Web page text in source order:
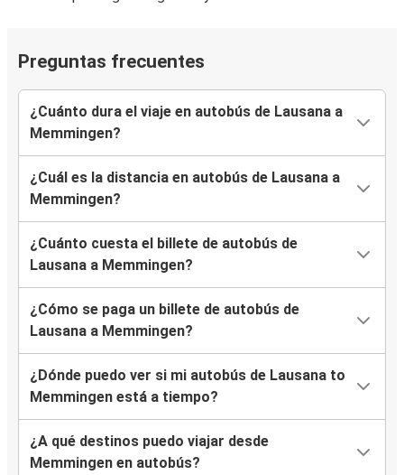
Preguntas frecuentes
¿Cuánto dura el viaje en autobús de Lausana a
Memmingen?
¿Cuál es la distancia en autobús de Lausana a
Memmingen?
¿Cuánto cuesta el billete de autobús de
Lausana a Memmingen?
¿Cómo se paga un billete de autobús de
Lausana a Memmingen?
¿Dónde puedo ver si mi autobús de Lausana to
Memmingen está a tiempo?
¿A qué destinos puedo viajar desde
Memmingen en autobús?